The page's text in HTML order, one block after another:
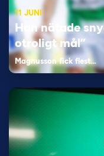
11 JUNI
Han nätade
otroligt mål”
Magnusson fick flest…